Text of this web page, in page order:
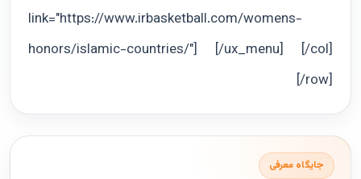
link="https://www.irbasketball.com/womens-
honors/islamic-countries/"] [/ux_menu] [/col]
[/row]
جایگاه معرفی